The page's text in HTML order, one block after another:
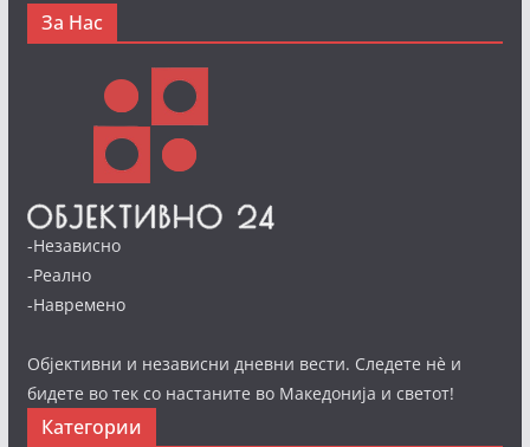
За Нас
-Независно
-Реално
-Навремено
Објективни и независни дневни вести. Следете нè и
бидете во тек со настаните во Македонија и светот!
Категории